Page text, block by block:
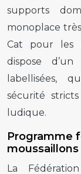
supports
monoplace
Cat pour les
dispose
labellisées,
sécurité
ludique.
Programme
moussaillons
La